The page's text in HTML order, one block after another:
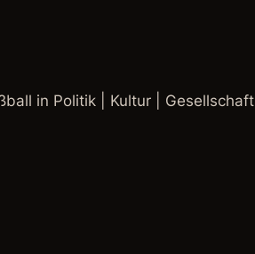
in Politik | Kultur | Gesellschaft